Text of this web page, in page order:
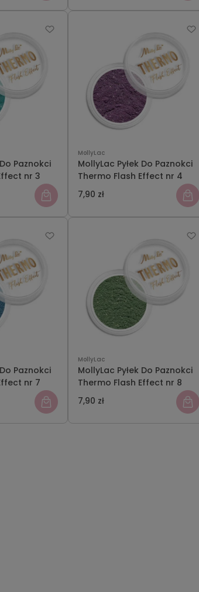
Paznokci
nr 3
MollyLac
MollyLac Pyłek Do Paznokci
Thermo Flash Effect nr 4
7,90 zł
Paznokci
nr 7
MollyLac
MollyLac Pyłek Do Paznokci
Thermo Flash Effect nr 8
7,90 zł